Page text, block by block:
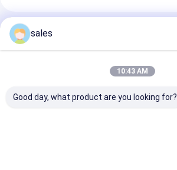
Produits Recommandés
sales
10:43 AM
Good day, what product are you looking for?